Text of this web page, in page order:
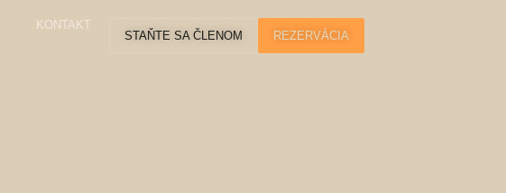
KONTAKT
STAŇTE SA ČLENOM
REZERVÁCIA